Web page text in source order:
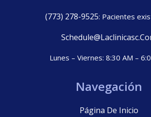
(773) 278-9525: Pacientes
Lunes – Viernes: 8:30 AM –
Navegación
Página De Inicio